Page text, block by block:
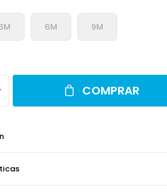
3M 6M 9M
COMPRAR